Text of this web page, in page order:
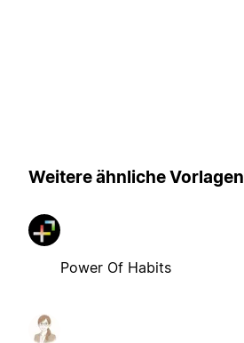
Weitere ähnliche Vorlagen
Power Of Habits